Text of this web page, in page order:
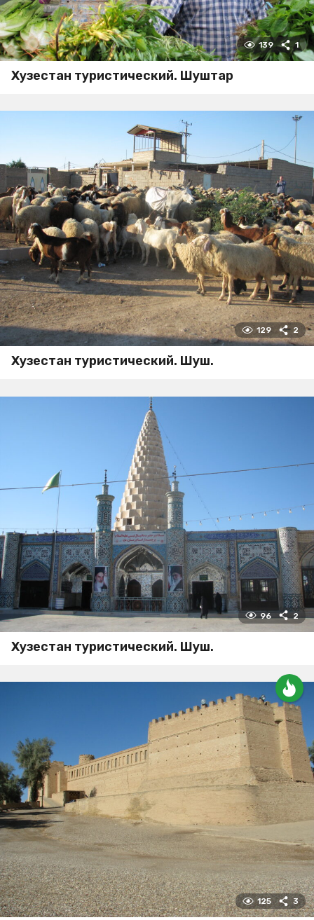
139 1
Хузестан туристический. Шуштар
129 2
Хузестан туристический. Шуш.
96 2
Хузестан туристический. Шуш.
125 3